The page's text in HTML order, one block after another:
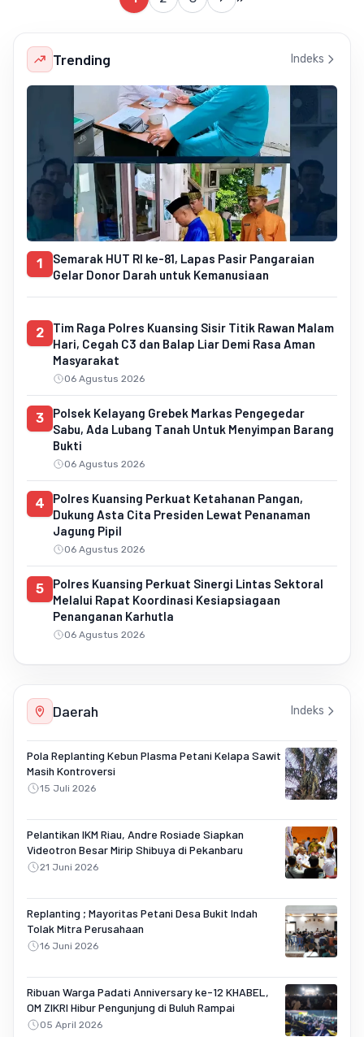
Trending Indeks
1
Semarak HUT RI ke-81, Lapas Pasir Pangaraian
Gelar Donor Darah untuk Kemanusiaan
2
Tim Raga Polres Kuansing Sisir Titik Rawan Malam
Hari, Cegah C3 dan Balap Liar Demi Rasa Aman
Masyarakat
06 Agustus 2026
3
Polsek Kelayang Grebek Markas Pengegedar
Sabu, Ada Lubang Tanah Untuk Menyimpan Barang
Bukti
06 Agustus 2026
4
Polres Kuansing Perkuat Ketahanan Pangan,
Dukung Asta Cita Presiden Lewat Penanaman
Jagung Pipil
06 Agustus 2026
5
Polres Kuansing Perkuat Sinergi Lintas Sektoral
Melalui Rapat Koordinasi Kesiapsiagaan
Penanganan Karhutla
06 Agustus 2026
Daerah Indeks
Pola Replanting Kebun Plasma Petani Kelapa Sawit
Masih Kontroversi
15 Juli 2026
Pelantikan IKM Riau, Andre Rosiade Siapkan
Videotron Besar Mirip Shibuya di Pekanbaru
21 Juni 2026
Replanting ; Mayoritas Petani Desa Bukit Indah
Tolak Mitra Perusahaan
16 Juni 2026
Ribuan Warga Padati Anniversary ke-12 KHABEL,
OM ZIKRI Hibur Pengunjung di Buluh Rampai
05 April 2026